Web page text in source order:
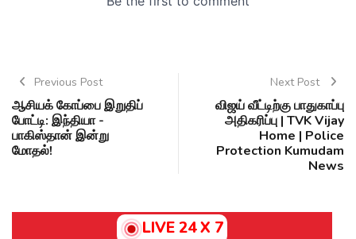
Previous Post
ஆசியக் கோப்பை இறுதிப்
போட்டி: இந்தியா -
பாகிஸ்தான் இன்று
மோதல்!
Next Post
விஜய் வீட்டிற்கு பாதுகாப்பு
அதிகரிப்பு | TVK Vijay
Home | Police
Protection Kumudam
News
LIVE 24 X 7